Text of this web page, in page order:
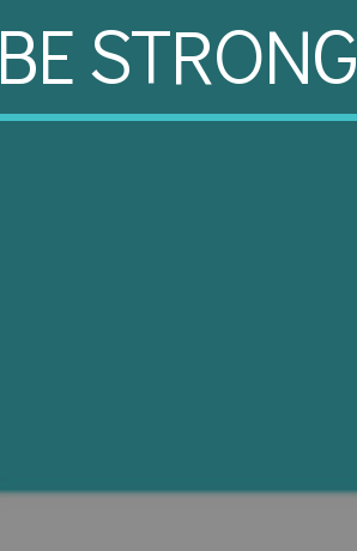
BE STRONG